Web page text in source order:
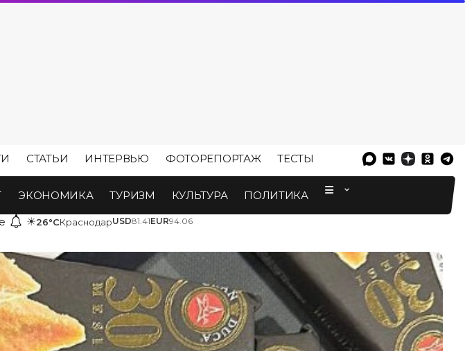
СТАТЬИ ИНТЕРВЬЮ ФОТОРЕПОРТАЖ ТЕСТЫ
ЭКОНОМИКА ТУРИЗМ КУЛЬТУРА ПОЛИТИКА
☀26°CКраснодарUSD81.41EUR94.06